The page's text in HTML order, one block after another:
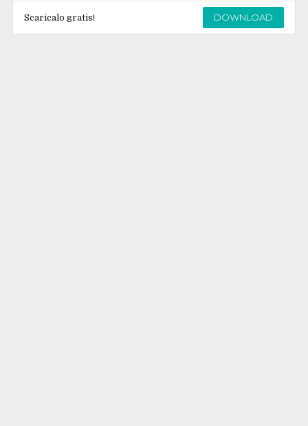
Scaricalo gratis! DOWNLOAD